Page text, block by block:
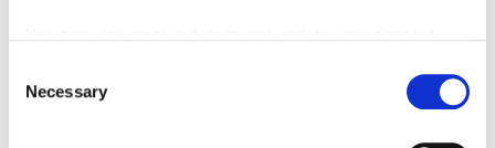
Selection
Necessary
gur thug seo le tuiscint gur éisteamar.